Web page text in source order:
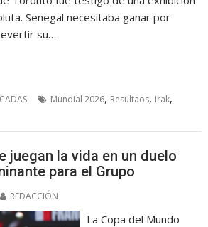
Senegal necesitaba ganar por
su…
Mundial 2026, Resultaos, Irak,
juegan la vida en un duelo
para el Grupo
REDACCIÓN
La Copa del Mundo